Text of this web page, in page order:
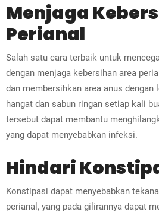
Menjaga
Perianal
Salah satu cara terbaik untuk
dengan menjaga kebersihan area
dan membersihkan area anus dengan
hangat dan sabun ringan setiap kali
tersebut dapat membantu
yang dapat menyebabkan infeksi.
Hindari
Konstipasi dapat menyebabkan
perianal, yang pada gilirannya dapat